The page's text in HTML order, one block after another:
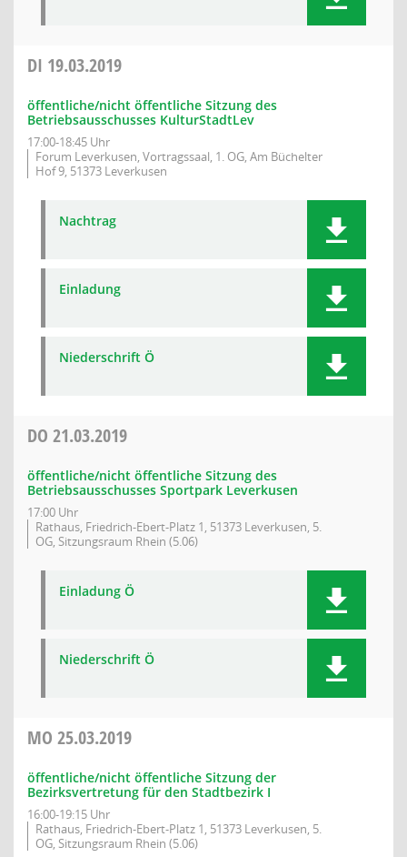
DI 19.03.2019
öffentliche/nicht öffentliche Sitzung des
Betriebsausschusses KulturStadtLev
17:00-18:45 Uhr
Forum Leverkusen, Vortragssaal, 1. OG, Am Büchelter
Hof 9, 51373 Leverkusen
Nachtrag
Einladung
Niederschrift Ö
DO 21.03.2019
öffentliche/nicht öffentliche Sitzung des
Betriebsausschusses Sportpark Leverkusen
17:00 Uhr
Rathaus, Friedrich-Ebert-Platz 1, 51373 Leverkusen, 5.
OG, Sitzungsraum Rhein (5.06)
Einladung Ö
Niederschrift Ö
MO 25.03.2019
öffentliche/nicht öffentliche Sitzung der
Bezirksvertretung für den Stadtbezirk I
16:00-19:15 Uhr
Rathaus, Friedrich-Ebert-Platz 1, 51373 Leverkusen, 5.
OG, Sitzungsraum Rhein (5.06)